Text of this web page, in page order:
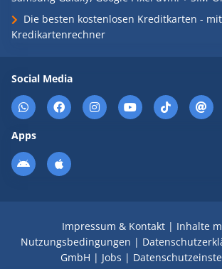
Die besten kostenlosen Kreditkarten - mit
Kredikartenrechner
Social Media
Apps
Impressum & Kontakt| Inhalte
Nutzungsbedingungen |
GmbH | Jobs |